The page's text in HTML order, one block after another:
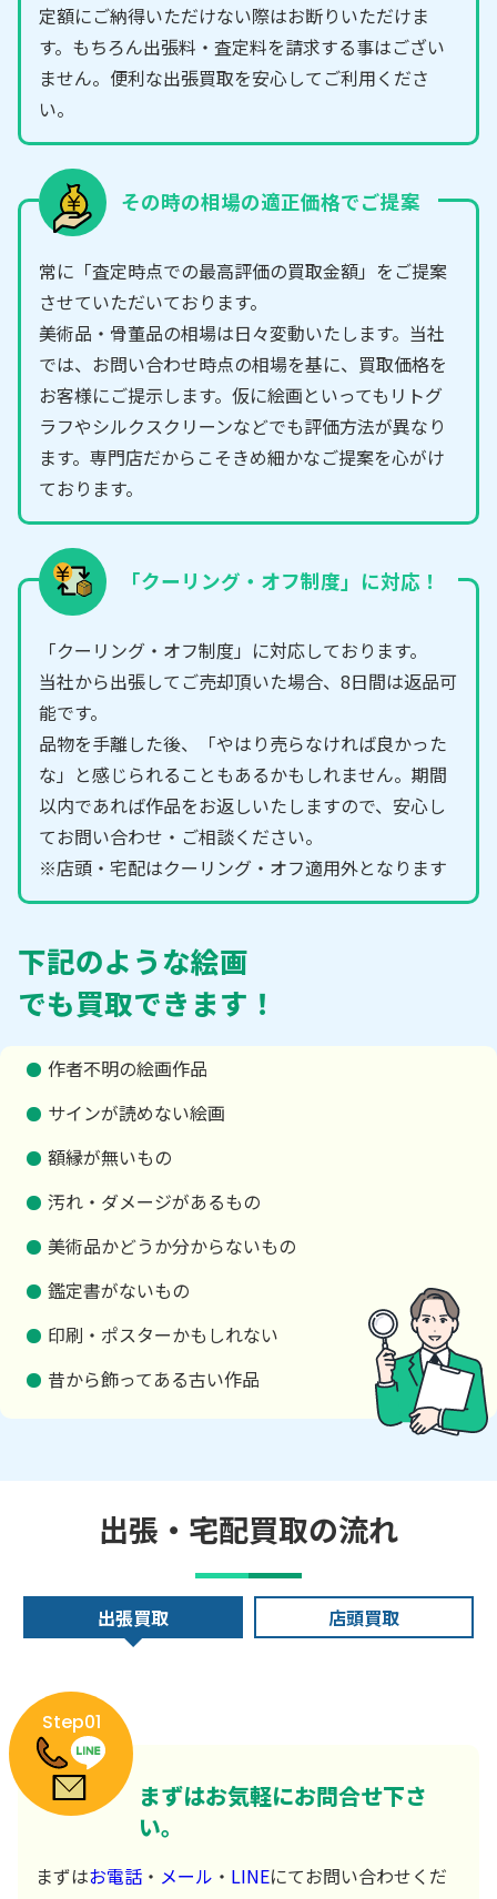
定額にご納得いただけない際はお断りいただけま
す。もちろん出張料・査定料を請求する事はござい
ません。便利な出張買取を安心してご利用くださ
い。
その時の相場の適正価格でご提案
常に「査定時点での最高評価の買取金額」をご提案
させていただいております。
美術品・骨董品の相場は日々変動いたします。当社
では、お問い合わせ時点の相場を基に、買取価格を
お客様にご提示します。仮に絵画といってもリトグ
ラフやシルクスクリーンなどでも評価方法が異なり
ます。専門店だからこそきめ細かなご提案を心がけ
ております。
「クーリング・オフ制度」に対応！
「クーリング・オフ制度」に対応しております。
当社から出張してご売却頂いた場合、8日間は返品可
能です。
品物を手離した後、「やはり売らなければ良かった
な」と感じられることもあるかもしれません。期間
以内であれば作品をお返しいたしますので、安心し
てお問い合わせ・ご相談ください。
※店頭・宅配はクーリング・オフ適用外となります
下記のような絵画
でも買取できます！
作者不明の絵画作品
サインが読めない絵画
額縁が無いもの
汚れ・ダメージがあるもの
美術品かどうか分からないもの
鑑定書がないもの
印刷・ポスターかもしれない
昔から飾ってある古い作品
出張・宅配買取の流れ
出張買取 店頭買取
Step01
まずはお気軽にお問合せ下さ
い。
まずはお電話 ・ メール ・ LINEにてお問い合わせくだ